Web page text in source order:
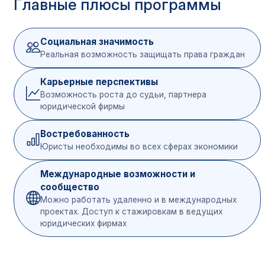
абитуриентов
Предмет
Выпускники
школ (ЕГЭ)
40
45
Математика / Иностранный
После
колледжа или
вуза
Русский язык
права
40
Всеобщая история и
история России
40
Главные плюсы программы
Социальная значимость
Реальная возможность защищать права граждан
Карьерные перспективы
Возможность роста до судьи, партнера
юридической фирмы
Востребованность
Юристы необходимы во всех сферах экономики
Международные возможности и
сообщество
Можно работать удаленно и в международных
проектах. Доступ к стажировкам в ведущих
юридических фирмах